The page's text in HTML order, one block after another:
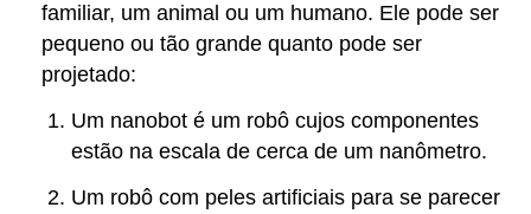
familiar, um animal ou um humano. Ele pode ser
pequeno ou tão grande quanto pode ser
projetado:
Um nanobot é um robô cujos componentes
estão na escala de cerca de um nanômetro.
Um robô com peles artificiais para se parecer